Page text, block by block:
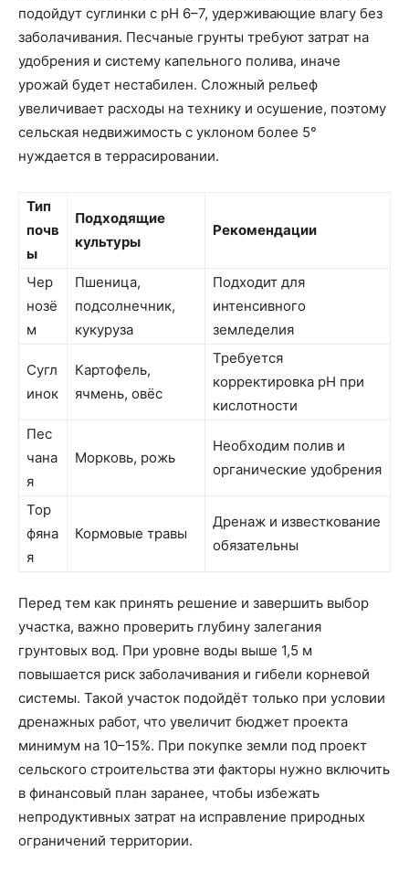
подойдут суглинки с pH 6–7, удерживающие влагу без
заболачивания. Песчаные грунты требуют затрат на
удобрения и систему капельного полива, иначе
урожай будет нестабилен. Сложный рельеф
увеличивает расходы на технику и осушение, поэтому
сельская недвижимость с уклоном более 5°
нуждается в террасировании.
Тип
почв
ы
Подходящие
культуры
Рекомендации
Чер
нозё
м
Пшеница,
подсолнечник,
кукуруза
Подходит для
интенсивного
земледелия
Сугл
инок
Картофель,
ячмень, овёс
Требуется
корректировка pH при
кислотности
Пес
чана
я
Морковь, рожь
Необходим полив и
органические удобрения
Тор
фяна
я
Кормовые травы
Дренаж и известкование
обязательны
Перед тем как принять решение и завершить выбор
участка, важно проверить глубину залегания
грунтовых вод. При уровне воды выше 1,5 м
повышается риск заболачивания и гибели корневой
системы. Такой участок подойдёт только при условии
дренажных работ, что увеличит бюджет проекта
минимум на 10–15%. При покупке земли под проект
сельского строительства эти факторы нужно включить
в финансовый план заранее, чтобы избежать
непродуктивных затрат на исправление природных
ограничений территории.